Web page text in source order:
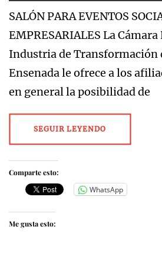
SALÓN PARA EVENTOS
EMPRESARIALES La
Industria de Transformación
Ensenada le ofrece a los
en general la posibilidad de
SEGUIR LEYENDO
Comparte esto:
WhatsApp
Me gusta esto: